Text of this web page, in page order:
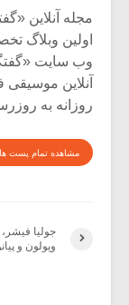
اولین وبلاگ
وب سایت
آنلاین
روزانه به
مشاهده تمام پست ها
جولیا فیشر،
ویولون و